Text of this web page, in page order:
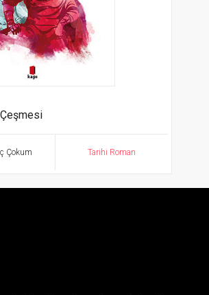
Çokum Tarihi Roman